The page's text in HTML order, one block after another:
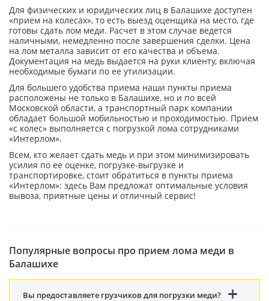
Для физических и юридических лиц в Балашихе доступен
«прием на колесах», то есть выезд оценщика на место, где
готовы сдать лом меди. Расчет в этом случае ведется
наличными, немедленно после завершения сделки. Цена
на лом металла зависит от его качества и объема.
Документация на медь выдается на руки клиенту, включая
необходимые бумаги по ее утилизации.
Для большего удобства приема наши пункты приема
расположены не только в Балашихе, но и по всей
Московской области, а транспортный парк компании
обладает большой мобильностью и проходимостью. Прием
«с колес» выполняется с погрузкой лома сотрудниками
«Интерлом».
Всем, кто желает сдать медь и при этом минимизировать
усилия по ее оценке, погрузке-выгрузке и
транспортировке, стоит обратиться в пункты приема
«Интерлом»: здесь Вам предложат оптимальные условия
вывоза, приятные цены и отличный сервис!
Популярные вопросы про прием лома меди в
Балашихе
Вы предоставляете грузчиков для погрузки меди?